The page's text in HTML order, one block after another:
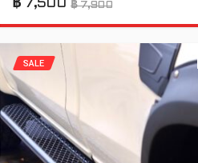
฿ 7,500 ฿7,900
SALE